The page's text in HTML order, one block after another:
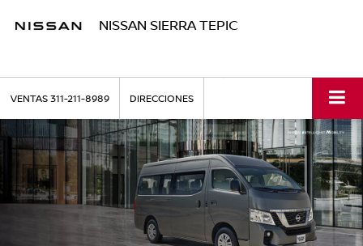
NISSAN SIERRA TEPIC
VENTAS311-211-8989 DIRECCIONES